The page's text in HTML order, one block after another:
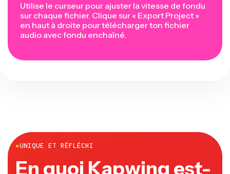
Utilise le curseur pour ajuster la vitesse de fondu
sur chaque fichier. Clique sur « Export Project »
en haut à droite pour télécharger ton fichier
audio avec fondu enchaîné.
●UNIQUE ET RÉFLÉCHI
En quoi Kapwing est-